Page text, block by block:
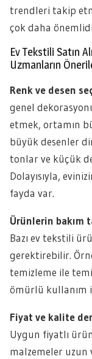
trendleri takip
çok daha
Ev Tekstili Satın
Uzmanların
Renk ve desen
genel
etmek, ortamın
büyük desenler
tonlar ve küçük
Dolayısıyla,
fayda var.
Ürünlerin bakım
Bazı ev tekstili
gerektirebilir.
temizleme ile
ömürlü kullanım
Fiyat ve kalite
Uygun fiyatlı
malzemeler uzun